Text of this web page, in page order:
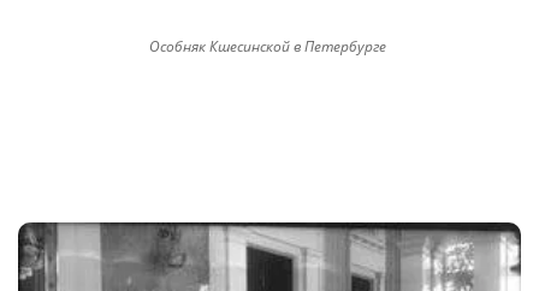
Особняк Кшесинской в Петербурге